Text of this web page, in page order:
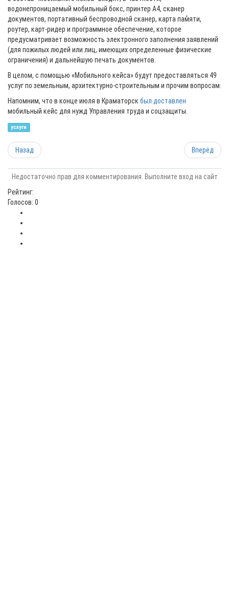
водонепроницаемый мобильный бокс, принтер А4, сканер
документов, портативный беспроводной сканер, карта пам̓яти,
роутер, карт-ридер и программное обеспечение, которое
предусматривает возможность электронного заполнения заявлений
(для пожилых людей или лиц, имеющих определенные физические
ограничения) и дальнейшую печать документов.
В целом, с помощью «Мобильного кейса» будут предоставляться 49
услуг по земельным, архитектурно-строительным и прочим вопросам.
Напомним, что в конце июля в Краматорск был доставлен
мобильный кейс для нужд Управления труда и соцзащиты.
услуги
Назад Вперёд
Недостаточно прав для комментирования. Выполните вход на сайт
Рейтинг:
Голосов: 0